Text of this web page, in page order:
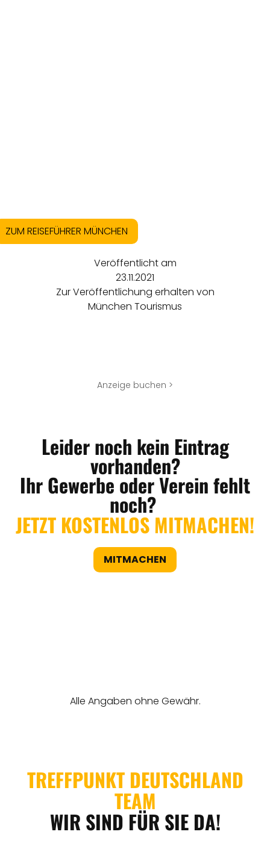
ZUM REISEFÜHRER MÜNCHEN
Veröffentlicht am
23.11.2021
Zur Veröffentlichung erhalten von
München Tourismus
Anzeige buchen >
Leider noch kein Eintrag
vorhanden?
Ihr Gewerbe oder Verein fehlt
noch?
JETZT KOSTENLOS MITMACHEN!
MITMACHEN